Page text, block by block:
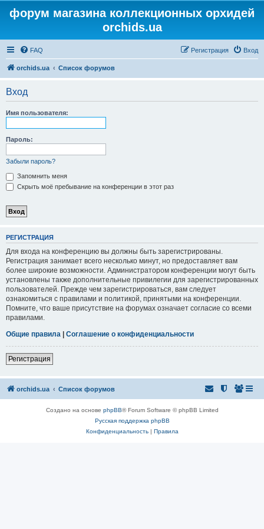
форум магазина коллекционных орхидей
orchids.ua
FAQ Вход
Регистрация
orchids.ua Список форумов
Вход
Имя пользователя:
Пароль:
Забыли пароль?
Запомнить меня
Скрыть моё пребывание на конференции в этот раз
РЕГИСТРАЦИЯ
Для входа на конференцию вы должны быть зарегистрированы.
Регистрация занимает всего несколько минут, но предоставляет вам
более широкие возможности. Администратором конференции могут быть
установлены также дополнительные привилегии для зарегистрированных
пользователей. Прежде чем зарегистрироваться, вам следует
ознакомиться с правилами и политикой, принятыми на конференции.
Помните, что ваше присутствие на форумах означает согласие со всеми
правилами.
Общие правила | Соглашение о конфиденциальности
Регистрация
orchids.ua Список форумов
Создано на основе phpBB® Forum Software © phpBB Limited
Русская поддержка phpBB
Конфиденциальность| Правила